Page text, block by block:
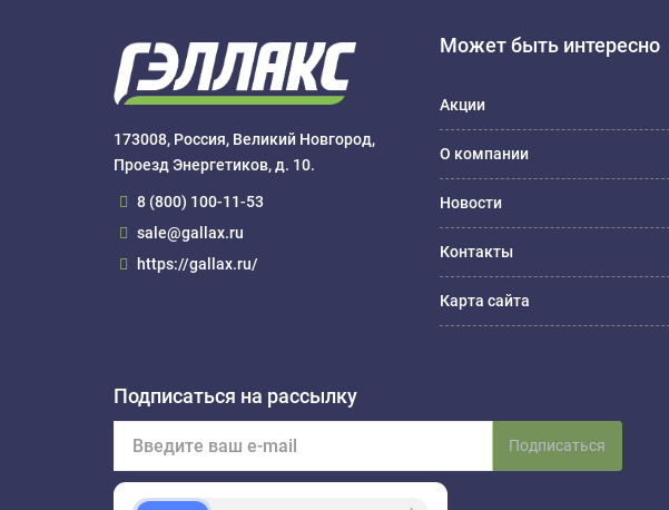
173008, Россия, Великий Новгород,
Проезд Энергетиков, д. 10.
8 (800) 100-11-53
sale@gallax.ru
https://gallax.ru/
Может быть интересно
Акции
О компании
Новости
Контакты
Карта сайта
Подписаться на рассылку
Подписаться